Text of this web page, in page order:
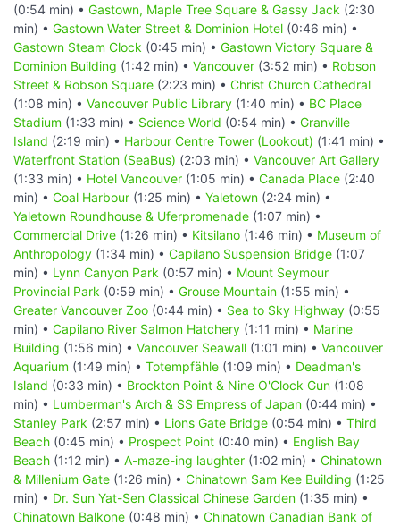
(0:54 min) • Gastown, Maple Tree Square & Gassy Jack (2:30
min) • Gastown Water Street & Dominion Hotel (0:46 min) •
Gastown Steam Clock (0:45 min) • Gastown Victory Square &
Dominion Building (1:42 min) • Vancouver (3:52 min) • Robson
Street & Robson Square (2:23 min) • Christ Church Cathedral
(1:08 min) • Vancouver Public Library (1:40 min) • BC Place
Stadium (1:33 min) • Science World (0:54 min) • Granville
Island (2:19 min) • Harbour Centre Tower (Lookout) (1:41 min) •
Waterfront Station (SeaBus) (2:03 min) • Vancouver Art Gallery
(1:33 min) • Hotel Vancouver (1:05 min) • Canada Place (2:40
min) • Coal Harbour (1:25 min) • Yaletown (2:24 min) •
Yaletown Roundhouse & Uferpromenade (1:07 min) •
Commercial Drive (1:26 min) • Kitsilano (1:46 min) • Museum of
Anthropology (1:34 min) • Capilano Suspension Bridge (1:07
min) • Lynn Canyon Park (0:57 min) • Mount Seymour
Provincial Park (0:59 min) • Grouse Mountain (1:55 min) •
Greater Vancouver Zoo (0:44 min) • Sea to Sky Highway (0:55
min) • Capilano River Salmon Hatchery (1:11 min) • Marine
Building (1:56 min) • Vancouver Seawall (1:01 min) • Vancouver
Aquarium (1:49 min) • Totempfähle (1:09 min) • Deadman's
Island (0:33 min) • Brockton Point & Nine O'Clock Gun (1:08
min) • Lumberman's Arch & SS Empress of Japan (0:44 min) •
Stanley Park (2:57 min) • Lions Gate Bridge (0:54 min) • Third
Beach (0:45 min) • Prospect Point (0:40 min) • English Bay
Beach (1:12 min) • A-maze-ing laughter (1:02 min) • Chinatown
& Millenium Gate (1:26 min) • Chinatown Sam Kee Building (1:25
min) • Dr. Sun Yat-Sen Classical Chinese Garden (1:35 min) •
Chinatown Balkone (0:48 min) • Chinatown Canadian Bank of